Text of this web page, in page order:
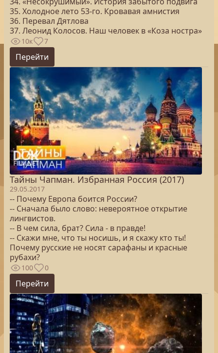
35. Холодное лето 53-го. Кровавая амнистия
36. Перевал Дятлова
37. Леонид Колосов. Наш человек в «Коза ностра»
10к 7
Перейти
Тайны Чапман. Избранная Россия (2017)
29.05.2017
-- Почему Европа боится России?
-- Сначала было слово: невероятное открытие
лингвистов.
-- В чем сила, брат? Сила - в правде!
-- Скажи мне, что ты носишь, и я скажу кто ты!
Почему русские не носят сарафаны и красные
рубахи?
100 0
Перейти